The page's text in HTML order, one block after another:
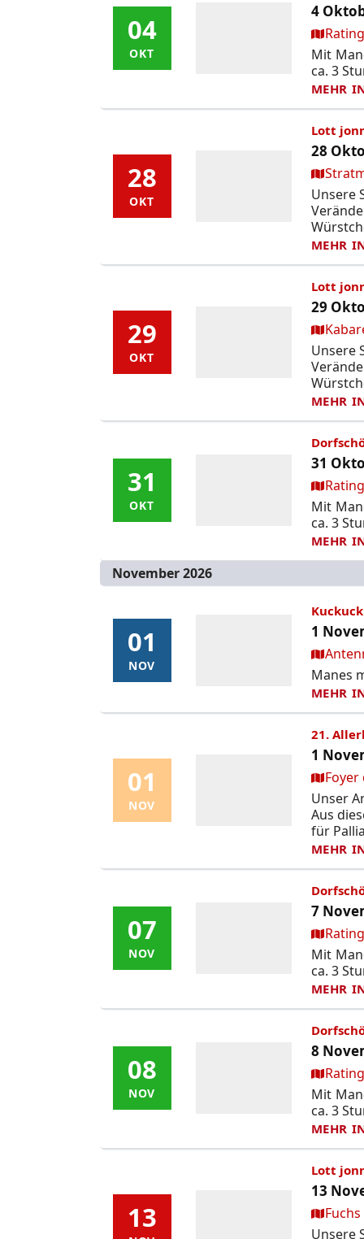
04
OKT
04
OKT
4
Ort:
Mit
ca. 3
MEHR
28
OKT
28
OKT
Lott
28
Ort:
Unsere
MEHR
29
OKT
29
OKT
Lott
29
Ort:
Unsere
MEHR
31
OKT
31
OKT
31
Ort:
Mit
ca. 3
MEHR
November 2026
01
NOV
01
NOV
1
Ort:
Manes
MEHR
01
NOV
01
NOV
21.
1
Ort:
Unser
Aus
für
MEHR
07
NOV
07
NOV
7
Ort:
Mit
ca. 3
MEHR
08
NOV
08
NOV
8
Ort:
Mit
ca. 3
MEHR
13
13
Lott
13
Ort:
Unsere